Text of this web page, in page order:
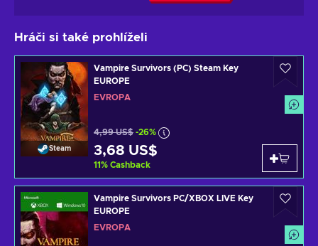
Hráči si také prohlíželi
Steam
Vampire Survivors (PC) Steam Key
EUROPE
EVROPA
4,99 US$ -26%
3,68 US$
11% Cashback
Vampire Survivors PC/XBOX LIVE Key
EUROPE
EVROPA